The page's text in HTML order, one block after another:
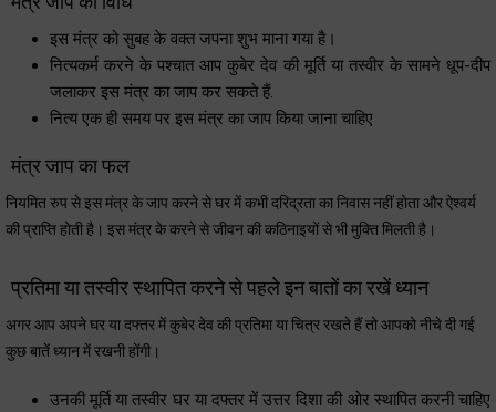
इस मंत्र को सुबह के वक्त जपना शुभ माना गया है।
नित्यकर्म करने के पश्चात आप कुबेर देव की मूर्ति या तस्वीर के सामने धूप-दीप
जलाकर इस मंत्र का जाप कर सकते हैं.
नित्य एक ही समय पर इस मंत्र का जाप किया जाना चाहिए
मंत्र जाप का फल
नियमित रुप से इस मंत्र के जाप करने से घर में कभी दरिद्रता का निवास नहीं होता और ऐश्वर्य
की प्राप्ति होती है। इस मंत्र के करने से जीवन की कठिनाइयों से भी मुक्ति मिलती है।
प्रतिमा या तस्वीर स्थापित करने से पहले इन बातों का रखें ध्यान
अगर आप अपने घर या दफ्तर में कुबेर देव की प्रतिमा या चित्र रखते हैं तो आपको नीचे दी गई
कुछ बातें ध्यान में रखनी होंगी।
उनकी मूर्ति या तस्वीर घर या दफ्तर में उत्तर दिशा की ओर स्थापित करनी चाहिए